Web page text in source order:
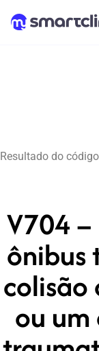
Resultado do
V704
ônibus
colisão
ou um